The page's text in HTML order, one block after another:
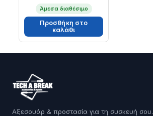
Άμεσα διαθέσιμο
Προσθήκη στο
καλάθι
Αξεσουάρ & προστασία για τη συσκευή σου.